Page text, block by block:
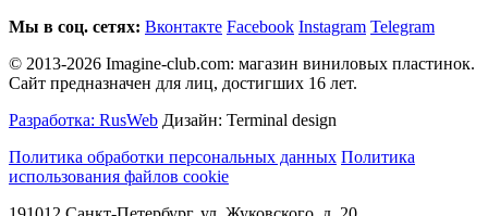
Мы в соц. сетях: Вконтакте Facebook Instagram Telegram
© 2013-2026 Imagine-club.com: магазин виниловых пластинок.
Сайт предназначен для лиц, достигших 16 лет.
Разработка: RusWeb Дизайн: Terminal design
Политика обработки персональных данных Политика
использования файлов cookie